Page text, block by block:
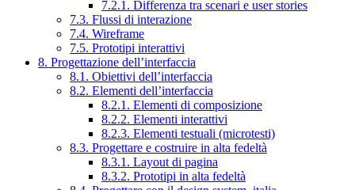
7.2.1. Differenza tra scenari e user stories
7.3. Flussi di interazione
7.4. Wireframe
7.5. Prototipi interattivi
8. Progettazione dell’interfaccia
8.1. Obiettivi dell’interfaccia
8.2. Elementi dell’interfaccia
8.2.1. Elementi di composizione
8.2.2. Elementi interattivi
8.2.3. Elementi testuali (microtesti)
8.3. Progettare e costruire in alta fedeltà
8.3.1. Layout di pagina
8.3.2. Prototipi in alta fedeltà